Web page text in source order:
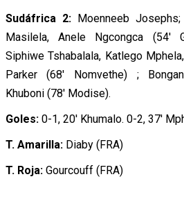
Sudáfrica 2:Moenneeb Josephs;
Masilela, Anele Ngcongca (54′
Siphiwe Tshabalala, Katlego
Parker (68′ Nomvethe) ;
Khuboni (78′ Modise).
Goles:0-1, 20′ Khumalo. 0-2, 37′
T. Amarilla:Diaby (FRA)
T. Roja:Gourcouff (FRA)